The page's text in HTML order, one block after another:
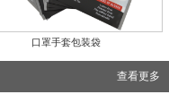
口罩手套包装袋
查看更多